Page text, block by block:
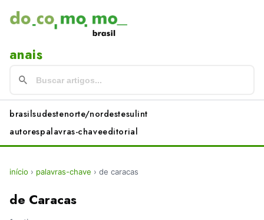
anais
brasilsudestenorte/nordestesulint
autorespalavras-chaveeditorial
início › palavras-chave › de caracas
de Caracas